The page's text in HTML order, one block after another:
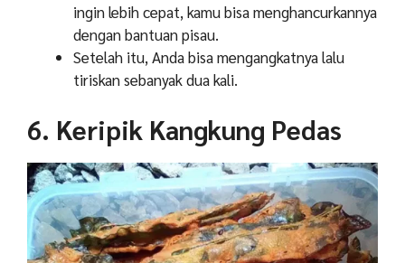
ingin lebih cepat, kamu bisa menghancurkannya
dengan bantuan pisau.
Setelah itu, Anda bisa mengangkatnya lalu
tiriskan sebanyak dua kali.
6. Keripik Kangkung Pedas